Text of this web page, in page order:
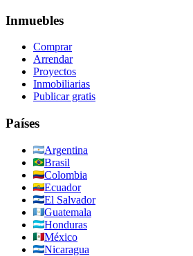
Inmuebles
Comprar
Arrendar
Proyectos
Inmobiliarias
Publicar gratis
Países
Argentina
Brasil
Colombia
Ecuador
El Salvador
Guatemala
Honduras
México
Nicaragua